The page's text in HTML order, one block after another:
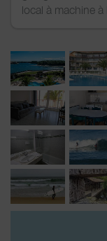
local à machine à